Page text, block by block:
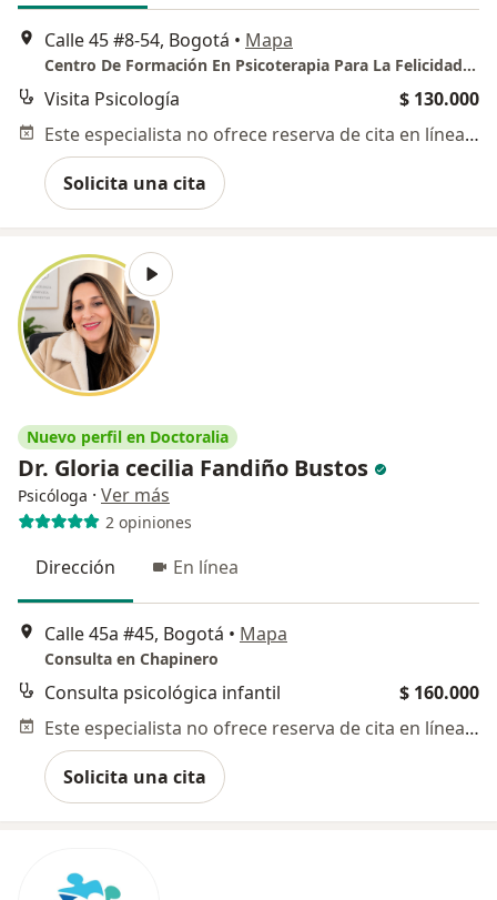
Calle 45 #8-54, Bogotá • Mapa
Centro De Formación En Psicoterapia Para La Felicidad Colectiva S.A.S.
Visita Psicología
$ 130.000
Este especialista no ofrece reserva de cita en línea en esta dirección.
Solicita una cita
Nuevo perfil en Doctoralia
Dr. Gloria cecilia Fandiño Bustos
Psicóloga · Ver más
2 opiniones
Dirección En línea
Calle 45a #45, Bogotá • Mapa
Consulta en Chapinero
Consulta psicológica infantil
$ 160.000
Este especialista no ofrece reserva de cita en línea en esta dirección.
Solicita una cita